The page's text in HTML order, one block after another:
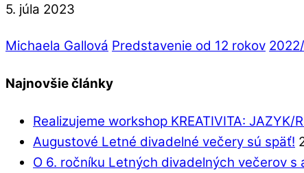
5. júla 2023
Michaela Gallová Predstavenie od 12 rokov
Najnovšie články
Realizujeme workshop KREATIVITA: JAZYK/
Augustové Letné divadelné večery sú späť!
O 6. ročníku Letných divadelných večerov s